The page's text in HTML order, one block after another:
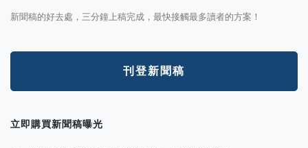
新聞稿的好去處，三分鐘上稿完成，最快接觸最多讀者的方案！
刊登新聞稿
立即購買新聞稿曝光